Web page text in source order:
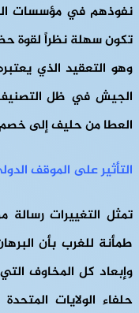
نفوذهم في مؤسسات
تكون سهلة نظراً لقوة
وهو التعقيد الذي
الجيش في ظل
العطا من حليف إلى
التأثير على الموقف
تمثل التغييرات رسالة
طمأنة للغرب بأن
وإبعاد كل المخاوف
حلفاء الولايات